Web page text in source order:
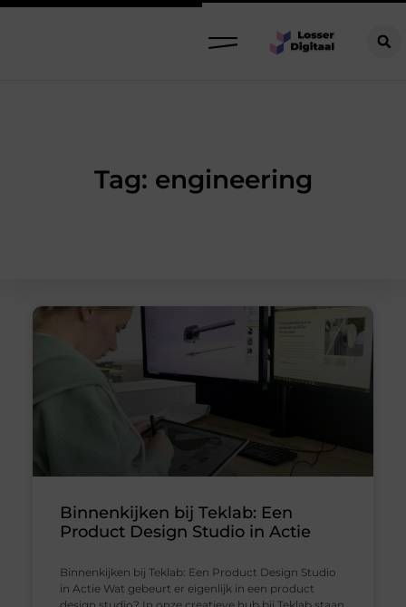
Tag: engineering
Binnenkijken bij Teklab: Een
Product Design Studio in Actie
Binnenkijken bij Teklab: Een Product Design Studio
in Actie Wat gebeurt er eigenlijk in een product